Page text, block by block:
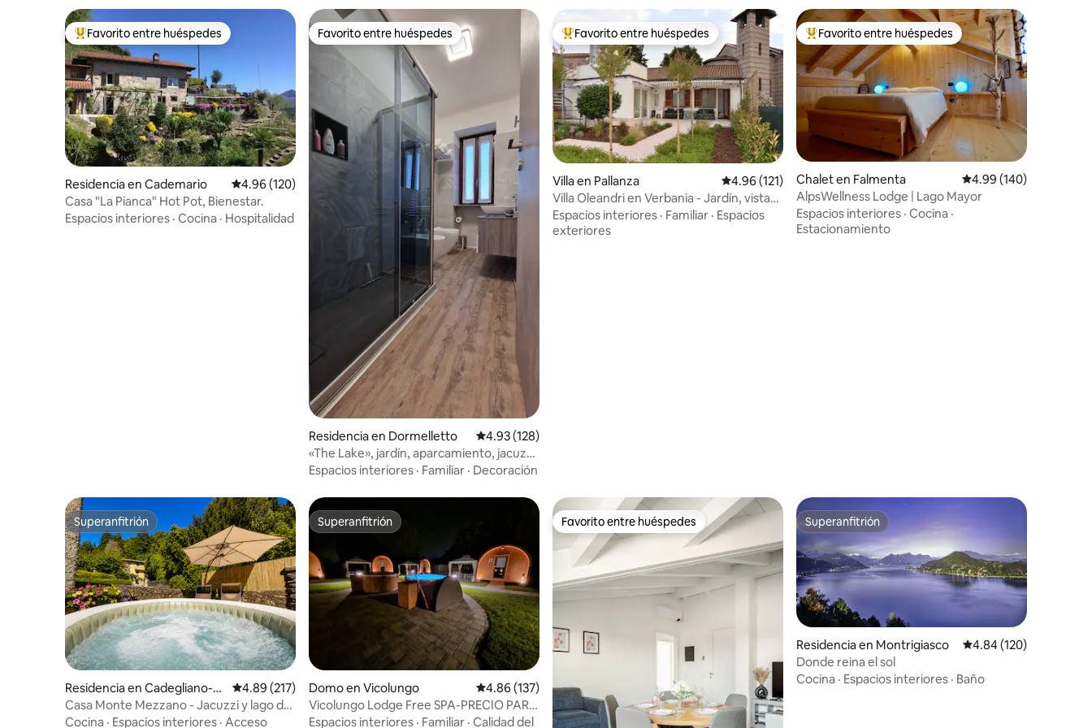
De los mejores en Favorito entre huéspedes
Favorito entre huéspedes
Residencia en Cademario Calificación promedio: 4.96 de 5; 120 evaluaciones
4.96 (120)
Casa "La Pianca" Hot Pot, Bienestar.
Espacios interiores · Cocina · Hospitalidad
Favorito entre huéspedes
Favorito entre huéspedes
Residencia en Dormelletto Calificación promedio: 4.93 de 5; 128 evaluaciones
4.93 (128)
«The Lake», jardín, aparcamiento, jacuzzi.
Vista al lago.
Espacios interiores · Familiar · Decoración
De los mejores en Favorito entre huéspedes
Favorito entre huéspedes
Villa en Pallanza Calificación promedio: 4.96 de 5; 121 evaluaciones
4.96 (121)
Villa Oleandri en Verbania - Jardín, vistas
a la montaña
Espacios interiores · Familiar · Espacios
exteriores
De los mejores en Favorito entre huéspedes
Favorito entre huéspedes
Chalet en Falmenta Calificación promedio:
4.99 (140)
AlpsWellness Lodge | Lago Mayor
Espacios interiores · Cocina ·
Estacionamiento
Superanfitrión
Superanfitrión
Residencia en Cadegliano-Vi
conago
Calificación promedio: 4.89 de 5; 217 evaluaciones
4.89 (217)
Casa Monte Mezzano - Jacuzzi y lago de
Lugano
Cocina · Espacios interiores · Acceso
Superanfitrión
Superanfitrión
Domo en Vicolungo Calificación promedio: 4.86 de 5; 137 evaluaciones
4.86 (137)
Vicolungo Lodge Free SPA-PRECIO PARA
2 personas (1 habitación)
Espacios interiores · Familiar · Calidad del
Favorito entre huéspedes
Favorito entre huéspedes Superanfitrión
Superanfitrión
Residencia en Montrigiasco Calificación promedio:
4.84 (120)
Donde reina el sol
Cocina · Espacios interiores · Baño